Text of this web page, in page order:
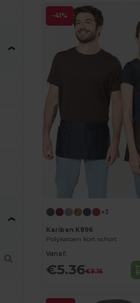
-41%
+3
Kariban K896
Polykatoen kort schort
Vanaf:
€5.36€9.16